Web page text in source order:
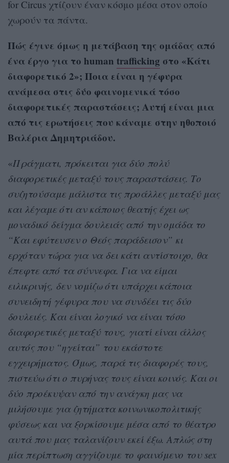
for Circus χτίζουν έναν κόσμο μέσα στον οποίο
χωρούν τα πάντα.
Πώς έγινε όμως η μετάβαση της ομάδας από
ένα έργο για το human trafficking στο «Κάτι
διαφορετικό 2»; Ποια είναι η γέφυρα
ανάμεσα στις δύο φαινομενικά τόσο
διαφορετικές παραστάσεις; Αυτή είναι μια
από τις ερωτήσεις που κάναμε στην ηθοποιό
Βαλέρια Δημητριάδου.
«Πράγματι, πρόκειται για δύο πολύ
διαφορετικές μεταξύ τους παραστάσεις. Το
συζητούσαμε μάλιστα τις προάλλες μεταξύ μας
και λέγαμε ότι αν κάποιος θεατής έχει ως
μοναδικό δείγμα δουλειάς από την ομάδα το
“Και εφύτευσεν ο Θεός παράδεισον” κι
ερχόταν τώρα για να δει κάτι αντίστοιχο, θα
έπεφτε από τα σύννεφα. Για να είμαι
ειλικρινής, δεν νομίζω ότι υπάρχει κάποια
συνειδητή γέφυρα που να συνδέει τις δύο
δουλειές. Και είναι λογικό να είναι τόσο
διαφορετικές μεταξύ τους, γιατί είναι άλλος
αυτός που “ηγείται” του εκάστοτε
εγχειρήματος. Όμως, παρά τις διαφορές τους,
πιστεύω ότι ο πυρήνας τους είναι κοινός. Και οι
δύο προέκυψαν από την ανάγκη μας να
μιλήσουμε για ζητήματα κοινωνικοπολιτικής
φύσεως και να ξορκίσουμε μέσα από το θέατρο
αυτά που μας ταλανίζουν εκεί έξω. Απλώς στη
μία περίπτωση αγγίζουμε το φαινόμενο του sex